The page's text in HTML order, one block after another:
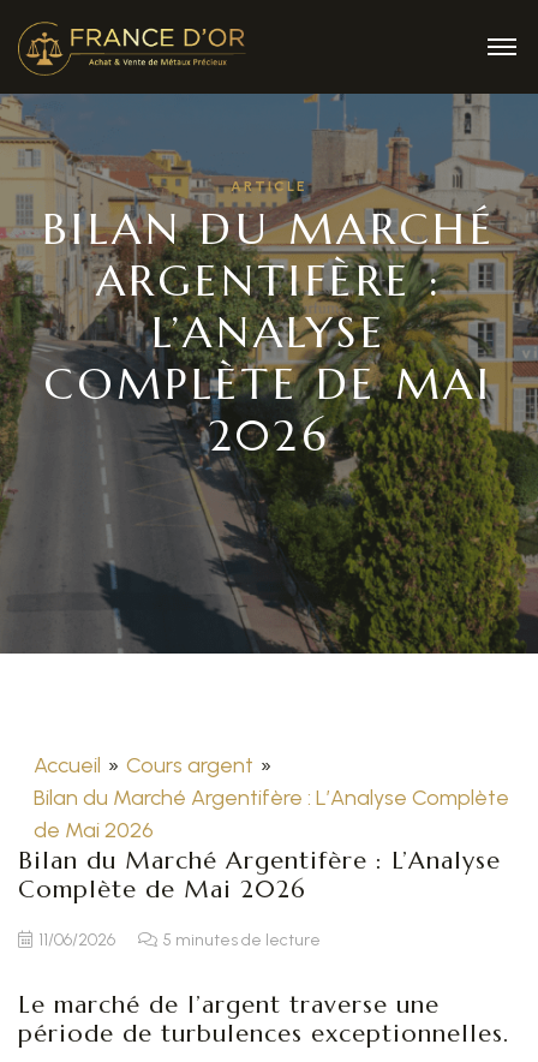
ARTICLE
BILAN DU MARCHÉ
ARGENTIFÈRE :
L’ANALYSE
COMPLÈTE DE MAI
2026
Accueil » Cours argent »
Bilan du Marché Argentifère : L’Analyse Complète
de Mai 2026
Bilan du Marché Argentifère : L’Analyse
Complète de Mai 2026
11/06/2026 5 minutes de lecture
Le marché de l’argent traverse une
période de turbulences exceptionnelles.